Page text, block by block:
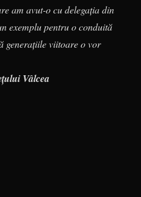
am avut-o cu delegația din
exemplu pentru o conduită
generațiile viitoare o vor
Vâlcea